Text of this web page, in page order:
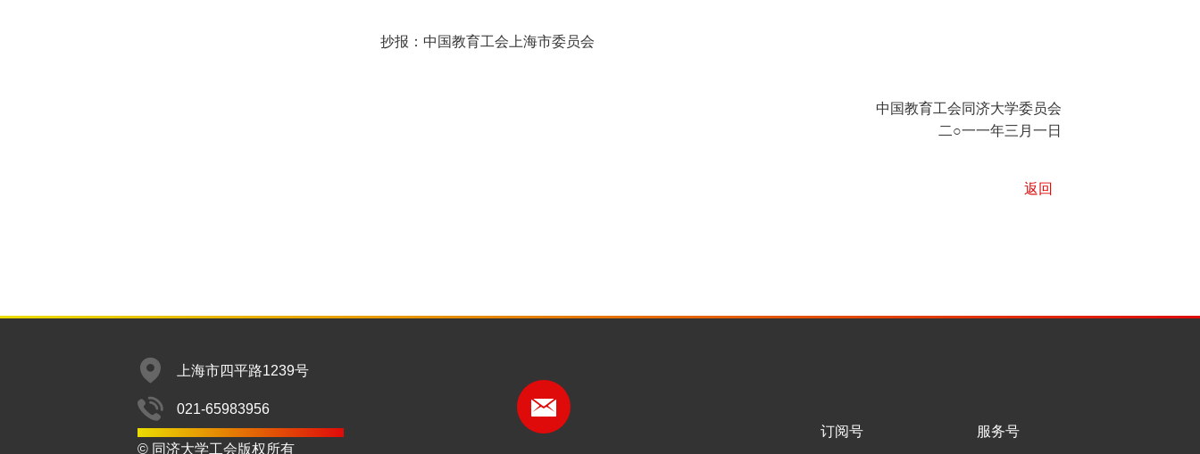
抄报：中国教育工会上海市委员会
中国教育工会同济大学委员会
二○一一年三月一日
返回
上海市四平路1239号
021-65983956
© 同济大学工会版权所有
订阅号 服务号